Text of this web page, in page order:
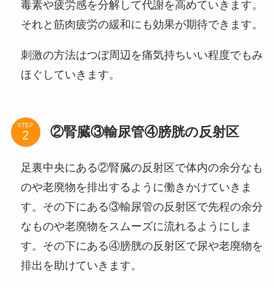
毒素や疲労感を分解して代謝を高めていきます。
それと筋肉疲労の緩和にも効果が期待できます。
刺激の方法はつぼ周辺を痛気持ちいい程度でもみ
ほぐしていきます。
STEP ②腎臓③輸尿管④膀胱の反射区
足裏中央にある②腎臓の反射区で体内の余分なも
のや老廃物を排出するように働きかけていきま
す。その下にある③輸尿管の反射区で先程の余分
なものや老廃物をスムーズに流れるようにしま
す。その下にある④膀胱の反射区で尿や老廃物を
排出を助けていきます。